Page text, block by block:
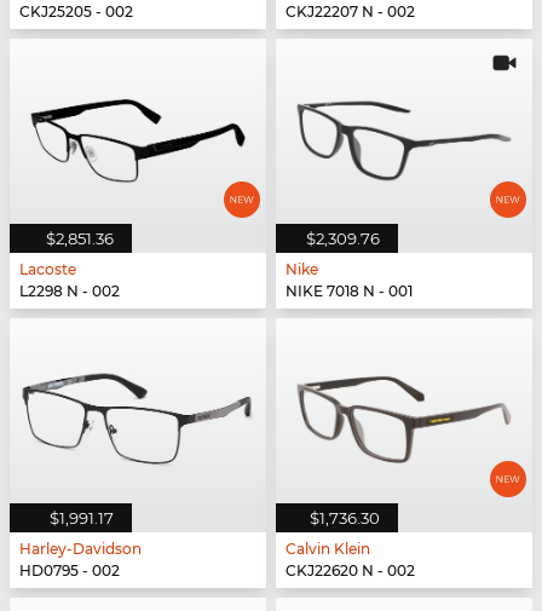
CKJ25205 - 002
CKJ22207 N - 002
$2,851.36
Lacoste
L2298 N - 002
$2,309.76
Nike
NIKE 7018 N - 001
$1,991.17
Harley-Davidson
HD0795 - 002
$1,736.30
Calvin Klein
CKJ22620 N - 002